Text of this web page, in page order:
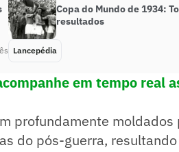
Copa do Mundo de 1934:
resultados
Lancepédia
em tempo real
profundamente moldados
do pós-guerra,